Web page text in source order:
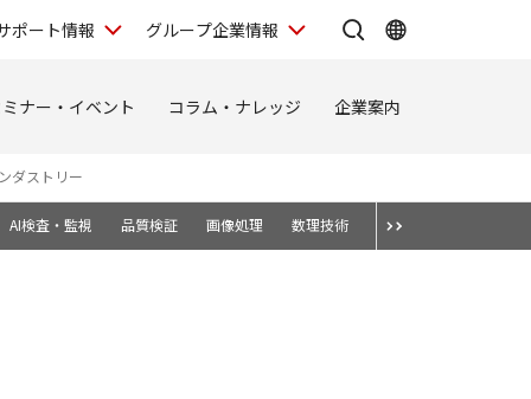
ポート情報 グループ企業情報
ナー・イベント コラム・ナレッジ 企業案内
ダストリー
AI検査・監視 品質検証 画像処理 数理技術 導入事例